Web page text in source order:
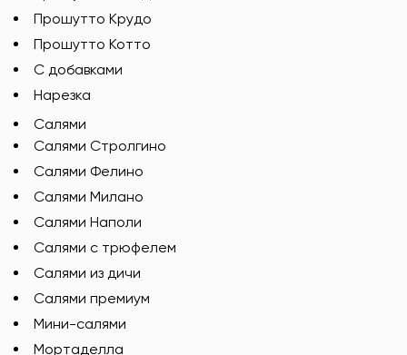
Прошутто Крудо
Прошутто Котто
С добавками
Нарезка
Салями
Салями Стролгино
Салями Фелино
Салями Милано
Салями Наполи
Салями с трюфелем
Салями из дичи
Салями премиум
Мини-салями
Мортаделла